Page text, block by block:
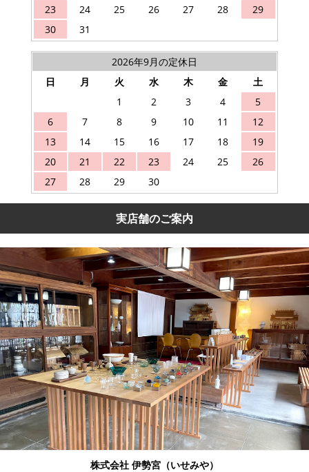
23
24 25 26 27 28
29
30
31
2026年9月の定休日
日
月 火 水 木 金
土
1
2 3 4
5
6
7 8 9 10 11
12
13
14 15 16 17 18
19
20
21 22 23 24 25
26
27
28 29 30
実店舗のご案内
株式会社 伊勢宮（いせみや）